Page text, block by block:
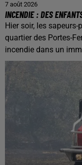
7 août 2026
INCENDIE : DES
Hier soir, les
quartier des Portes-
incendie dans un